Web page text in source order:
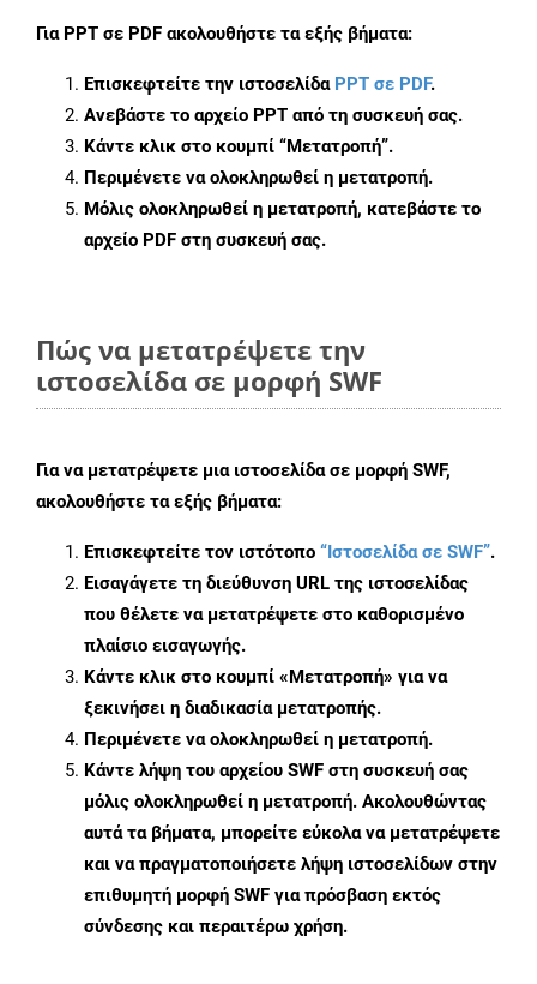
Για PPT σε PDF ακολουθήστε τα εξής βήματα:
Επισκεφτείτε την ιστοσελίδα PPT σε PDF.
Ανεβάστε το αρχείο PPT από τη συσκευή σας.
Κάντε κλικ στο κουμπί “Μετατροπή”.
Περιμένετε να ολοκληρωθεί η μετατροπή.
Μόλις ολοκληρωθεί η μετατροπή, κατεβάστε το
αρχείο PDF στη συσκευή σας.
Πώς να μετατρέψετε την
ιστοσελίδα σε μορφή SWF
Για να μετατρέψετε μια ιστοσελίδα σε μορφή SWF,
ακολουθήστε τα εξής βήματα:
Επισκεφτείτε τον ιστότοπο “Ιστοσελίδα σε SWF”.
Εισαγάγετε τη διεύθυνση URL της ιστοσελίδας
που θέλετε να μετατρέψετε στο καθορισμένο
πλαίσιο εισαγωγής.
Κάντε κλικ στο κουμπί «Μετατροπή» για να
ξεκινήσει η διαδικασία μετατροπής.
Περιμένετε να ολοκληρωθεί η μετατροπή.
Κάντε λήψη του αρχείου SWF στη συσκευή σας
μόλις ολοκληρωθεί η μετατροπή. Ακολουθώντας
αυτά τα βήματα, μπορείτε εύκολα να μετατρέψετε
και να πραγματοποιήσετε λήψη ιστοσελίδων στην
επιθυμητή μορφή SWF για πρόσβαση εκτός
σύνδεσης και περαιτέρω χρήση.